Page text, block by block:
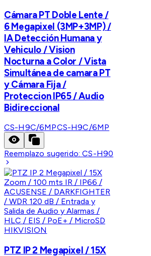
Cámara PT Doble Lente /
6 Megapixel (3MP+3MP) /
IA Detección Humana y
Vehiculo / Vision
Nocturna a Color / Vista
Simultánea de camara PT
y Cámara Fija /
Proteccion IP65 / Audio
Bidireccional
CS-H9C/6MPCS-H9C/6MP
Reemplazo sugerido:CS-H90
HIKVISION
PTZ IP 2 Megapixel / 15X